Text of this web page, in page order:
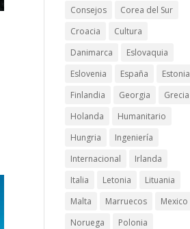
Consejos
Corea del Sur
Croacia
Cultura
Danimarca
Eslovaquia
Eslovenia
España
Estonia
Finlandia
Georgia
Grecia
Holanda
Humanitario
Hungria
Ingeniería
Internacional
Irlanda
Italia
Letonia
Lituania
Malta
Marruecos
Mexico
Noruega
Polonia